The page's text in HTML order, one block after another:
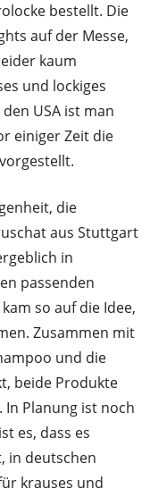
bestellt. Die
auf der Messe,
kaum
und lockiges
USA ist man
einiger Zeit die
vorgestellt.
die
aus Stuttgart
in
passenden
so auf die Idee,
Zusammen mit
und die
beide Produkte
Planung ist noch
es, dass es
in deutschen
krauses und